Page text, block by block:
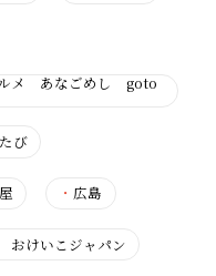
メ あなごめし goto
び
・ 広島
けいこジャパン